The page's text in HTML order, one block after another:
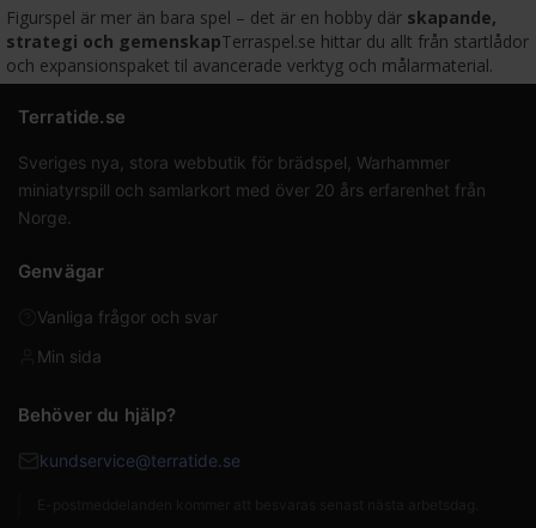
Figurspel är mer än bara spel – det är en hobby där skapande,
strategi och gemenskapTerraspel.se hittar du allt från startlådor
och expansionspaket til avancerade verktyg och målarmaterial.
Terratide.se
Sveriges nya, stora webbutik för brädspel, Warhammer
miniatyrspill och samlarkort med över 20 års erfarenhet från
Norge.
Genvägar
Vanliga frågor och svar
Min sida
Behöver du hjälp?
kundservice@terratide.se